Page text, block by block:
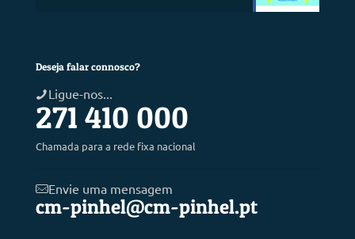
Deseja falar connosco?
Ligue-nos...
271 410 000
Chamada para a rede fixa nacional
Envie uma mensagem
cm-pinhel@cm-pinhel.pt